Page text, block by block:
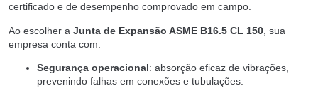
certificado e de desempenho comprovado em campo.
Ao escolher a Junta de Expansão ASME B16.5 CL 150 , sua
empresa conta com:
Segurança operacional: absorção eficaz de vibrações,
prevenindo falhas em conexões e tubulações.